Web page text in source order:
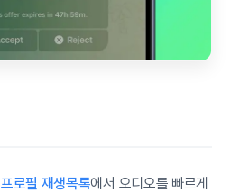
프로필 재생목록에서 오디오를 빠르게